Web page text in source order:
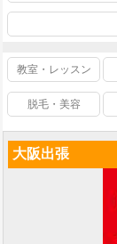
教室・レッスン
脱毛・美容
大阪出張